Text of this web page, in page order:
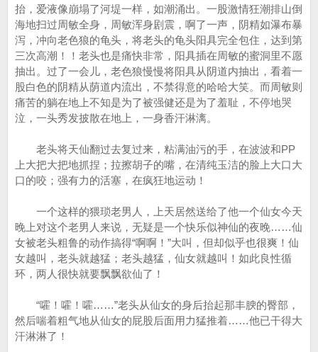
抬，爱液像崩塌了河堤一样，如潮涌出。一股激情狂潮排山倒
海地扫过周敏全身，周敏浑身剧震，啊了一声，阴精如瀑布暴
泻，冲向老色狼的龟头，将老头的龟头阳具完全包住，达到第
三次高潮！！老头也是痛快非常，阳具插在周敏的蜜洞里不愿
抽出。过了一会儿，老色狼慢慢将阳具从阴道内抽出，看着一
股白色的阴精从荫道内流出，不禁得意的哈哈大笑。而周敏则
痛苦的躺在地上不知是为了被强健还是为了羞耻，不停地哭
泣，一头秀发披散在地上，一身香汗淋漓。
老头将天仙翻过去复过来，粘满油污的手，在波波和PP
上大把大把地抓捏；拉擦胡子的嘴，在清纯玉洁的脸上大口大
口的咬；强有力的活塞，在疯狂地运动！
一个这样的猥琐老男人，上天居然送给了他一个仙女今天
晚上对这个老男人来说，无疑是一个快乐似神仙的夜晚……仙
女被老头粗鲁的动作搞得“啊啊！”大叫，但却似乎也很爽！仙
女越叫，老头就越猛；老头越猛，仙女就越叫！如此良性循
环，两人很快就要飘飘欲仙了！
“嚯！嚯！嚯……”老头从仙女的身后抬起那丰腴的臀部，
然后喘着粗气地从仙女的屁股后面用力猛推着……他已干得大
汗淋淋了！